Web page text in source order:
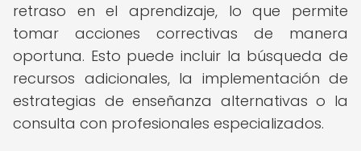
retraso en el aprendizaje, lo que permite
tomar acciones correctivas de manera
oportuna. Esto puede incluir la búsqueda de
recursos adicionales, la implementación de
estrategias de enseñanza alternativas o la
consulta con profesionales especializados.